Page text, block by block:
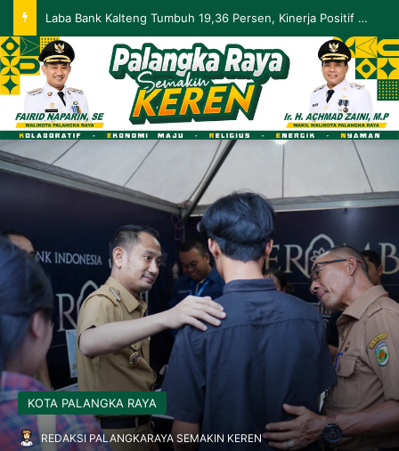
Palangka Raya Perluas Digitalisasi Perlindungan Sosial, Perkuat Akurasi Data dan Penyaluran Bansos
KOTA PALANGKA RAYA
REDAKSI PALANGKARAYA SEMAKIN KEREN